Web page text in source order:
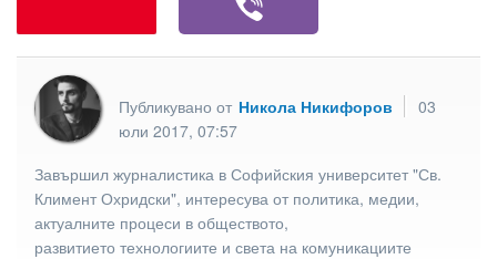
Публикувано от Никола Никифоров
03
юли 2017, 07:57
Завършил журналистика в Софийския университет "Св.
Климент Охридски", интересува от политика, медии,
актуалните процеси в обществото,
развитието технологиите и света на комуникациите